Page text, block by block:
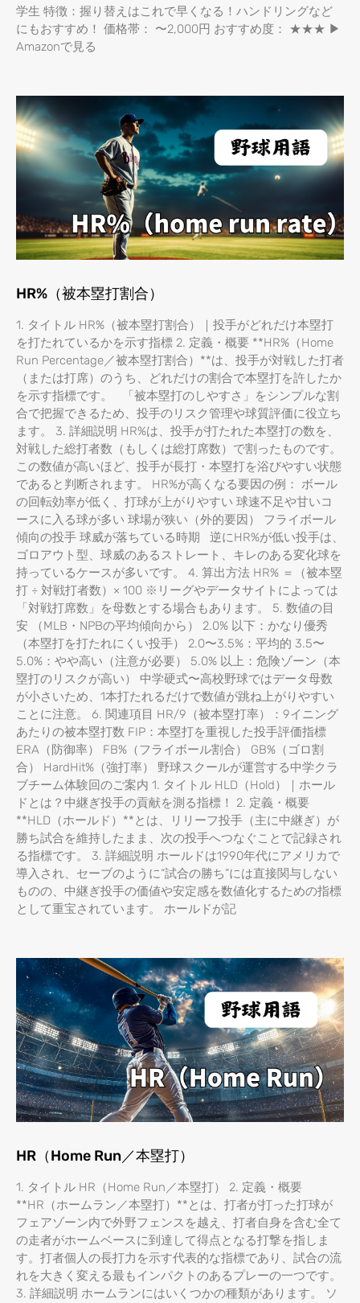
学生 特徴：握り替えはこれで早くなる！ハンドリングなど
にもおすすめ！ 価格帯： 〜2,000円 おすすめ度： ★★★ ▶
Amazonで見る
HR%（被本塁打割合）
1. タイトル HR%（被本塁打割合）｜投手がどれだけ本塁打
を打たれているかを示す指標 2. 定義・概要 **HR%（Home
Run Percentage／被本塁打割合）**は、投手が対戦した打者
（または打席）のうち、どれだけの割合で本塁打を許したか
を示す指標です。 「被本塁打のしやすさ」をシンプルな割
合で把握できるため、投手のリスク管理や球質評価に役立ち
ます。 3. 詳細説明 HR%は、投手が打たれた本塁打の数を、
対戦した総打者数（もしくは総打席数）で割ったものです。
この数値が高いほど、投手が長打・本塁打を浴びやすい状態
であると判断されます。 HR%が高くなる要因の例： ボール
の回転効率が低く、打球が上がりやすい 球速不足や甘いコ
ースに入る球が多い 球場が狭い（外的要因） フライボール
傾向の投手 球威が落ちている時期 逆にHR%が低い投手は、
ゴロアウト型、球威のあるストレート、キレのある変化球を
持っているケースが多いです。 4. 算出方法 HR% ＝（被本塁
打 ÷ 対戦打者数）× 100 ※リーグやデータサイトによっては
「対戦打席数」を母数とする場合もあります。 5. 数値の目
安 （MLB・NPBの平均傾向から） 2.0% 以下：かなり優秀
（本塁打を打たれにくい投手） 2.0〜3.5%：平均的 3.5〜
5.0%：やや高い（注意が必要） 5.0% 以上：危険ゾーン（本
塁打のリスクが高い） 中学硬式〜高校野球ではデータ母数
が小さいため、1本打たれるだけで数値が跳ね上がりやすい
ことに注意。 6. 関連項目 HR/9（被本塁打率）：9イニング
あたりの被本塁打数 FIP：本塁打を重視した投手評価指標
ERA（防御率） FB%（フライボール割合） GB%（ゴロ割
合） HardHit%（強打率） 野球スクールが運営する中学クラ
ブチーム体験回のご案内 1. タイトル HLD（Hold）｜ホール
ドとは？中継ぎ投手の貢献を測る指標！ 2. 定義・概要
**HLD（ホールド）**とは、リリーフ投手（主に中継ぎ）が
勝ち試合を維持したまま、次の投手へつなぐことで記録され
る指標です。 3. 詳細説明 ホールドは1990年代にアメリカで
導入され、セーブのように“試合の勝ち”には直接関与しない
ものの、中継ぎ投手の価値や安定感を数値化するための指標
として重宝されています。 ホールドが記
HR（Home Run／本塁打）
1. タイトル HR（Home Run／本塁打） 2. 定義・概要
**HR（ホームラン／本塁打）**とは、打者が打った打球が
フェアゾーン内で外野フェンスを越え、打者自身を含む全て
の走者がホームベースに到達して得点となる打撃を指しま
す。打者個人の長打力を示す代表的な指標であり、試合の流
れを大きく変える最もインパクトのあるプレーの一つです。
3. 詳細説明 ホームランにはいくつかの種類があります。 ソ